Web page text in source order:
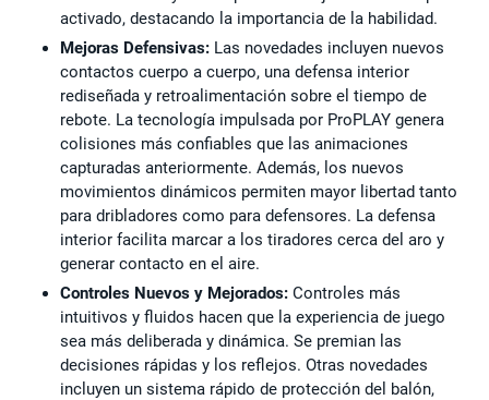
activado, destacando la importancia de la habilidad.
Mejoras Defensivas: Las novedades incluyen nuevos
contactos cuerpo a cuerpo, una defensa interior
rediseñada y retroalimentación sobre el tiempo de
rebote. La tecnología impulsada por ProPLAY genera
colisiones más confiables que las animaciones
capturadas anteriormente. Además, los nuevos
movimientos dinámicos permiten mayor libertad tanto
para dribladores como para defensores. La defensa
interior facilita marcar a los tiradores cerca del aro y
generar contacto en el aire.
Controles Nuevos y Mejorados: Controles más
intuitivos y fluidos hacen que la experiencia de juego
sea más deliberada y dinámica. Se premian las
decisiones rápidas y los reflejos. Otras novedades
incluyen un sistema rápido de protección del balón,